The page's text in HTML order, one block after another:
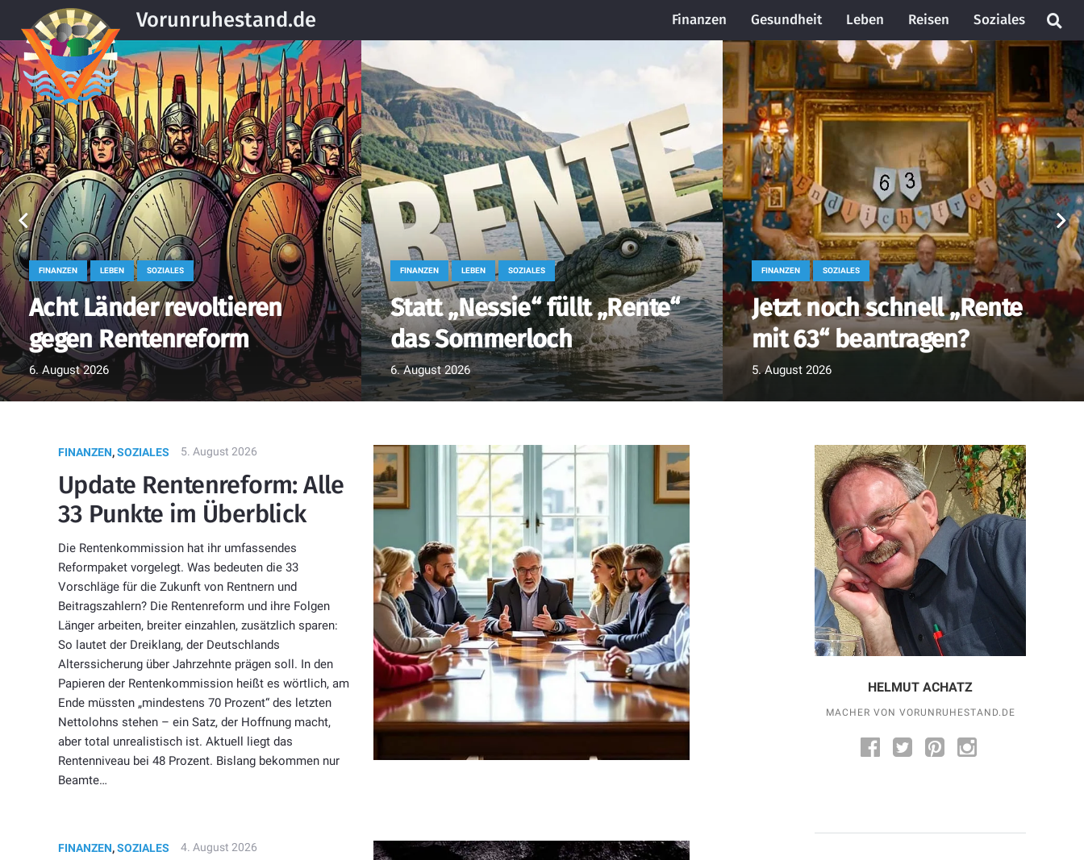
Vorunruhestand.de Finanzen Gesundheit Leben Reisen Soziales
FINANZEN LEBEN SOZIALES
Acht Länder revoltieren
gegen Rentenreform
6. August 2026
FINANZEN LEBEN SOZIALES
Statt „Nessie“ füllt „Rente“
das Sommerloch
6. August 2026
FINANZEN SOZIALES
Jetzt noch schnell „Rente
mit 63“ beantragen?
5. August 2026
FINANZEN,SOZIALES 5. August 2026
Update Rentenreform: Alle
33 Punkte im Überblick
Die Rentenkommission hat ihr umfassendes
Reformpaket vorgelegt. Was bedeuten die 33
Vorschläge für die Zukunft von Rentnern und
Beitragszahlern? Die Rentenreform und ihre Folgen
Länger arbeiten, breiter einzahlen, zusätzlich sparen:
So lautet der Dreiklang, der Deutschlands
Alterssicherung über Jahrzehnte prägen soll. In den
Papieren der Rentenkommission heißt es wörtlich, am
Ende müssten „mindestens 70 Prozent“ des letzten
Nettolohns stehen – ein Satz, der Hoffnung macht,
aber total unrealistisch ist. Aktuell liegt das
Rentenniveau bei 48 Prozent. Bislang bekommen nur
Beamte…
FINANZEN,SOZIALES 4. August 2026
HELMUT ACHATZ
MACHER VON VORUNRUHESTAND.DE